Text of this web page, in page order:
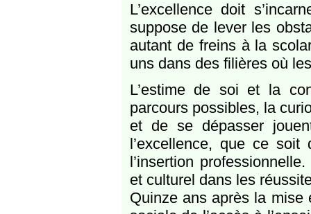
L’excellence doit
suppose de lever les
autant de freins à la
uns dans des filières où
L’estime de soi et la
parcours possibles, la
et de se dépasser
l’excellence, que ce soit
l’insertion
et culturel dans les
Quinze ans après la mise